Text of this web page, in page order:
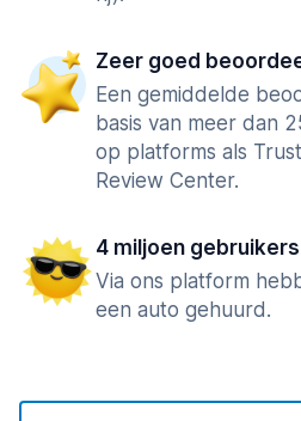
Zeer goed
Een gemiddelde
basis van meer dan
op platforms als
Review Center.
4 miljoen gebruikers
Via ons platform
een auto gehuurd.